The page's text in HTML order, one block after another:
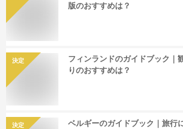
版のおすすめは？
決定
フィンランドのガイドブック｜
りのおすすめは？
決定
ベルギーのガイドブック｜旅行